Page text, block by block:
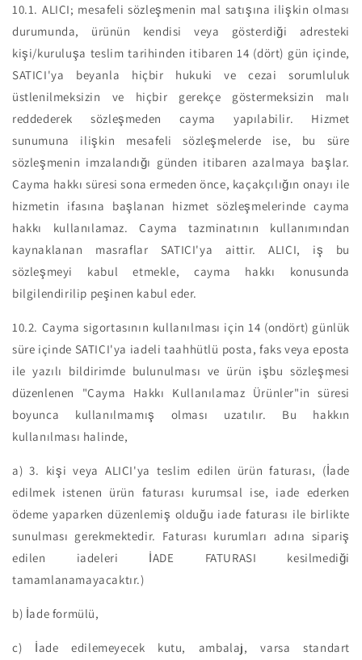
10.1. ALICI; mesafeli sözleşmenin mal satışına ilişkin olması
durumunda, ürünün kendisi veya gösterdiği adresteki
kişi/kuruluşa teslim tarihinden itibaren 14 (dört) gün içinde,
SATICI'ya beyanla hiçbir hukuki ve cezai sorumluluk
üstlenilmeksizin ve hiçbir gerekçe göstermeksizin malı
reddederek sözleşmeden cayma yapılabilir. Hizmet
sunumuna ilişkin mesafeli sözleşmelerde ise, bu süre
sözleşmenin imzalandığı günden itibaren azalmaya başlar.
Cayma hakkı süresi sona ermeden önce, kaçakçılığın onayı ile
hizmetin ifasına başlanan hizmet sözleşmelerinde cayma
hakkı kullanılamaz. Cayma tazminatının kullanımından
kaynaklanan masraflar SATICI'ya aittir. ALICI, iş bu
sözleşmeyi kabul etmekle, cayma hakkı konusunda
bilgilendirilip peşinen kabul eder.
10.2. Cayma sigortasının kullanılması için 14 (ondört) günlük
süre içinde SATICI'ya iadeli taahhütlü posta, faks veya eposta
ile yazılı bildirimde bulunulması ve ürün işbu sözleşmesi
düzenlenen "Cayma Hakkı Kullanılamaz Ürünler"in süresi
boyunca kullanılmamış olması uzatılır. Bu hakkın
kullanılması halinde,
a) 3. kişi veya ALICI'ya teslim edilen ürün faturası, (İade
edilmek istenen ürün faturası kurumsal ise, iade ederken
ödeme yaparken düzenlemiş olduğu iade faturası ile birlikte
sunulması gerekmektedir. Faturası kurumları adına sipariş
edilen iadeleri İADE FATURASI kesilmediği
tamamlanamayacaktır.)
b) İade formülü,
c) İade edilemeyecek kutu, ambalaj, varsa standart